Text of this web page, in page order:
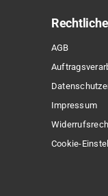
AGB
Impressum
Cookie-